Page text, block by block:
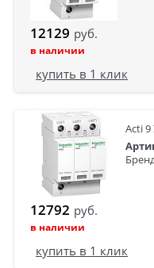
12129 руб.
в наличии
купить в 1 клик
Acti 9
12792 руб.
в наличии
купить в 1 клик